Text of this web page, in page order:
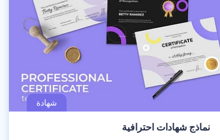
نماذج شهادات احترافية